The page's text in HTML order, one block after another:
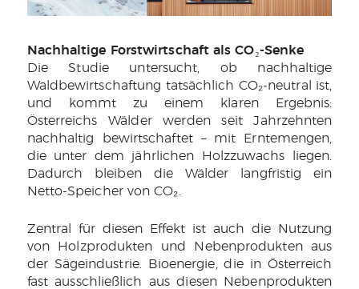
Nachhaltige Forstwirtschaft als CO₂-Senke
Die Studie untersucht, ob nachhaltige
Waldbewirtschaftung tatsächlich CO₂-neutral ist,
und kommt zu einem klaren Ergebnis:
Österreichs Wälder werden seit Jahrzehnten
nachhaltig bewirtschaftet – mit Erntemengen,
die unter dem jährlichen Holzzuwachs liegen.
Dadurch bleiben die Wälder langfristig ein
Netto-Speicher von CO₂.
Zentral für diesen Effekt ist auch die Nutzung
von Holzprodukten und Nebenprodukten aus
der Sägeindustrie. Bioenergie, die in Österreich
fast ausschließlich aus diesen Nebenprodukten